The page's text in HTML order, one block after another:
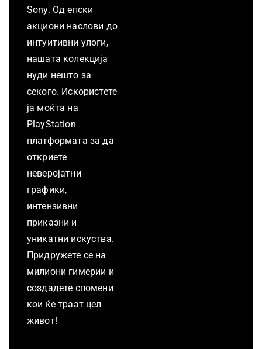
Sony. Од епски
акциони наслови до
интуитивни улоги,
нашата колекција
нуди нешто за
секого. Искористете
ја моќта на
PlayStation
платформата за да
откриете
неверојатни
графики,
интензивни
приказни и
уникатни искуства.
Придружете се на
милиони гимерии и
создадете спомени
кои ќе траат цел
живот!